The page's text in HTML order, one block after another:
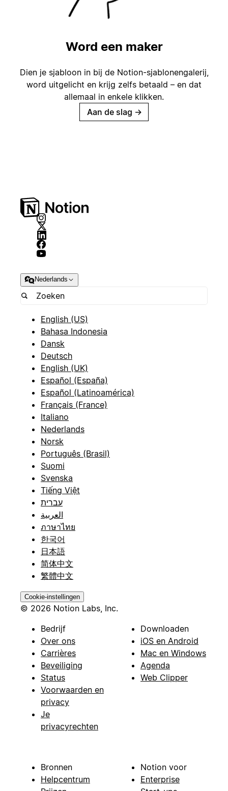
Word een maker
Dien je sjabloon in bij de Notion-sjablonengalerij,
word uitgelicht en krijg zelfs betaald – en dat
allemaal in enkele klikken.
Aan de slag →
Nederlands
English (US)
Bahasa Indonesia
Dansk
Deutsch
English (UK)
Español (España)
Español (Latinoamérica)
Français (France)
Italiano
Nederlands
Norsk
Português (Brasil)
Suomi
Svenska
Tiếng Việt
עברית
العربية
ภาษาไทย
한국어
日本語
简体中文
繁體中文
Cookie-instellingen
© 2026 Notion Labs, Inc.
Bedrijf
Over ons
Carrières
Beveiliging
Status
Voorwaarden en
privacy
Je
privacyrechten
Downloaden
iOS en Android
Mac en Windows
Agenda
Web Clipper
Bronnen
Helpcentrum
Notion voor
Enterprise